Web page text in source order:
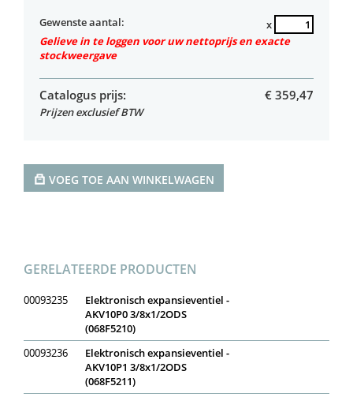
Gewenste aantal:
x
Gelieve in te loggen voor uw nettoprijs en exacte
stockweergave
Catalogus prijs:
Prijzen exclusief BTW
€ 359,47
VOEG TOE AAN WINKELWAGEN
GERELATEERDE PRODUCTEN
00093235
Elektronisch expansieventiel -
AKV10P0 3/8x1/2ODS
(068F5210)
00093236
Elektronisch expansieventiel -
AKV10P1 3/8x1/2ODS
(068F5211)